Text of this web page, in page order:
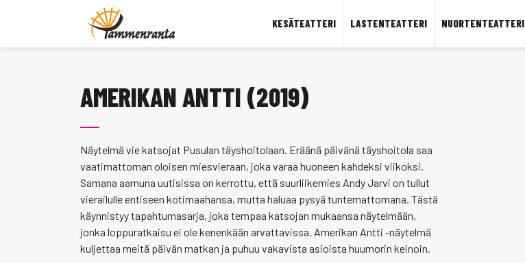
KESÄTEATTERI LASTENTEATTERI NUORTENTEATTERI
AMERIKAN ANTTI (2019)
Näytelmä vie katsojat Pusulan täyshoitolaan. Eräänä päivänä täyshoitola saa
vaatimattoman oloisen miesvieraan, joka varaa huoneen kahdeksi viikoksi.
Samana aamuna uutisissa on kerrottu, että suurliikemies Andy Jarvi on tullut
vierailulle entiseen kotimaahansa, mutta haluaa pysyä tuntemattomana. Tästä
käynnistyy tapahtumasarja, joka tempaa katsojan mukaansa näytelmään,
jonka loppuratkaisu ei ole kenenkään arvattavissa. Amerikan Antti -näytelmä
kuljettaa meitä päivän matkan ja puhuu vakavista asioista huumorin keinoin.